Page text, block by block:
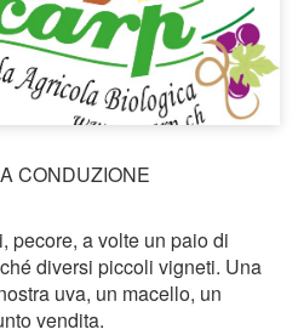
CONDUZIONE
pecore, a volte un paio di
diversi piccoli vigneti. Una
uva, un macello, un
vendita.